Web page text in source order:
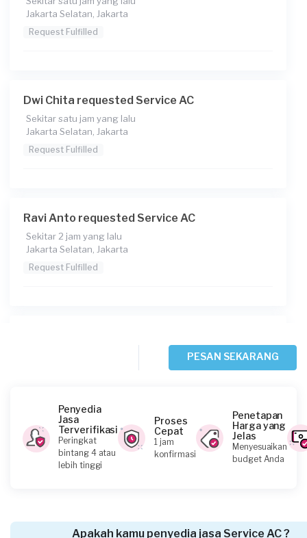
AC tidak dingin, perlu bawa tangga.
Jakarta Selatan, Jakarta
Request Fulfilled
Dwi Chita requested Service AC
Sekitar satu jam yang lalu
Jakarta Selatan, Jakarta
Request Fulfilled
Ravi Anto requested Service AC
Sekitar 2 jam yang lalu
Jakarta Selatan, Jakarta
Request Fulfilled
Andy requested Service AC
Sekitar 3 jam yang lalu
PESAN SEKARANG
Penyedia
Jasa
Terverifikasi
Peringkat
bintang 4 atau
lebih tinggi
Proses
Cepat
1 jam
konfirmasi
Penetapan
Harga yang
Jelas
Menyesuaikan
budget Anda
Apakah kamu penyedia jasa Service AC ?